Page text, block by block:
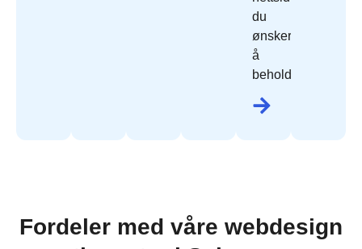
du
ønsker
å
beholde.
Fordeler med våre webdesign